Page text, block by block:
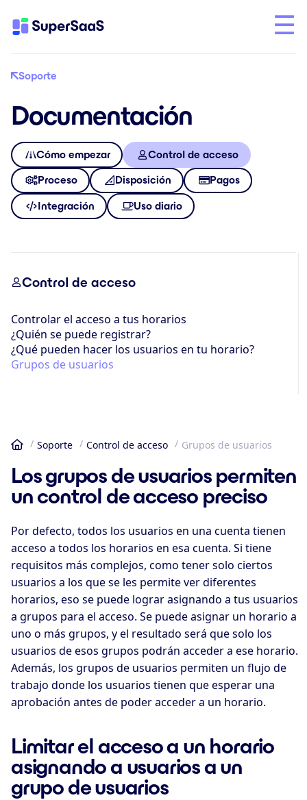
Soporte
Documentación
Cómo empezar Control de acceso
Proceso Disposición Pagos
Integración Uso diario
Control de acceso
Controlar el acceso a tus horarios
¿Quién se puede registrar?
¿Qué pueden hacer los usuarios en tu horario?
Grupos de usuarios
Inicio
Soporte Control de acceso Grupos de usuarios
Los grupos de usuarios permiten
un control de acceso preciso
Por defecto, todos los usuarios en una cuenta tienen
acceso a todos los horarios en esa cuenta. Si tiene
requisitos más complejos, como tener solo ciertos
usuarios a los que se les permite ver diferentes
horarios, eso se puede lograr asignando a tus usuarios
a grupos para el acceso. Se puede asignar un horario a
uno o más grupos, y el resultado será que solo los
usuarios de esos grupos podrán acceder a ese horario.
Además, los grupos de usuarios permiten un flujo de
trabajo donde los usuarios tienen que esperar una
aprobación antes de poder acceder a un horario.
Limitar el acceso a un horario
asignando a usuarios a un
grupo de usuarios